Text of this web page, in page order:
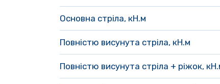
Основна стріла, кН.м
Повністю висунута стріла, кН.м
Повністю висунута стріла + ріжок,